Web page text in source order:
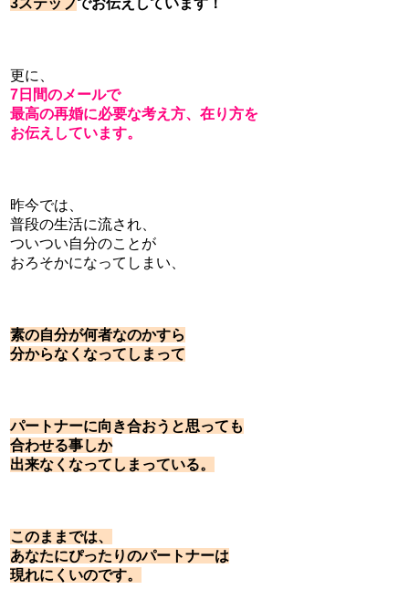
3ステップでお伝えしています！
更に、
7日間のメールで
最高の再婚に必要な考え方、在り方を
お伝えしています。
昨今では、
普段の生活に流され、
ついつい自分のことが
おろそかになってしまい、
素の自分が何者なのかすら
分からなくなってしまって
パートナーに向き合おうと思っても
合わせる事しか
出来なくなってしまっている。
このままでは、
あなたにぴったりのパートナーは
現れにくいのです。